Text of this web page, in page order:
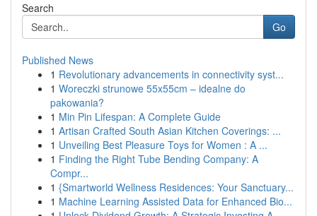
Search
Go
Published News
1 Revolutionary advancements in connectivity syst...
1 Woreczki strunowe 55x55cm – idealne do
pakowania?
1 Min Pin Lifespan: A Complete Guide
1 Artisan Crafted South Asian Kitchen Coverings: ...
1 Unveiling Best Pleasure Toys for Women : A ...
1 Finding the Right Tube Bending Company: A
Compr...
1 {Smartworld Wellness Residences: Your Sanctuary...
1 Machine Learning Assisted Data for Enhanced Bio...